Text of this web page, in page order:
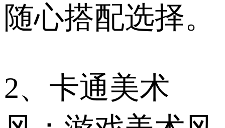
随心搭配选择。
2、卡通美术